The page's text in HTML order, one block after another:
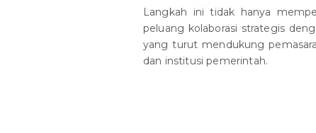
Langkah ini tidak hanya
peluang kolaborasi strategis
yang turut mendukung
dan institusi pemerintah.